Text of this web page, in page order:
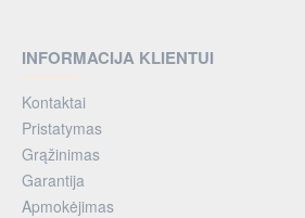
INFORMACIJA KLIENTUI
Kontaktai
Pristatymas
Grąžinimas
Garantija
Apmokėjimas